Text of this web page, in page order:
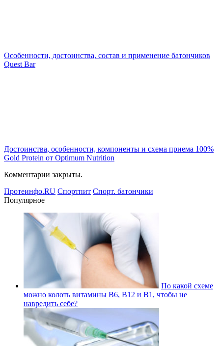
Особенности, достоинства, состав и применение батончиков
Quest Bar
Достоинства, особенности, компоненты и схема приема 100%
Gold Protein от Optimum Nutrition
Комментарии закрыты.
Протеинфо.RU Спортпит Спорт. батончики
Популярное
По какой схеме
можно колоть витамины В6, В12 и В1, чтобы не
навредить себе?